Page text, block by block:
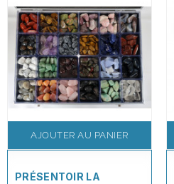
AJOUTER AU PANIER
PRÉSENTOIR LA